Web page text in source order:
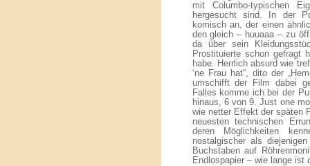
mit Columbo-typischen
hergesucht sind. In der
komisch an, der einen
den gleich – huuaaa – zu
da über sein
Prostituierte schon gefragt
habe. Herrlich absurd wie
‘ne Frau hat“, dito der
umschifft der Film dabei
Falles komme ich bei der
hinaus, 6 von 9. Just one
wie netter Effekt der späten
neuesten technischen
deren Möglichkeiten
nostalgischer als
Buchstaben auf
Endlospapier – wie lange ist